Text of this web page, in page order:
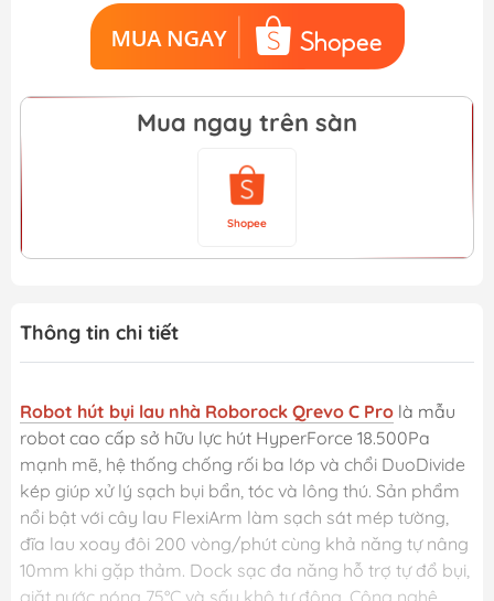
Mua ngay trên sàn
Shopee
Thông tin chi tiết
Robot hút bụi lau nhà Roborock Qrevo C Pro là mẫu
robot cao cấp sở hữu lực hút HyperForce 18.500Pa
mạnh mẽ, hệ thống chống rối ba lớp và chổi DuoDivide
kép giúp xử lý sạch bụi bẩn, tóc và lông thú. Sản phẩm
nổi bật với cây lau FlexiArm làm sạch sát mép tường,
đĩa lau xoay đôi 200 vòng/phút cùng khả năng tự nâng
10mm khi gặp thảm. Dock sạc đa năng hỗ trợ tự đổ bụi,
giặt nước nóng 75°C và sấy khô tự động. Công nghệ